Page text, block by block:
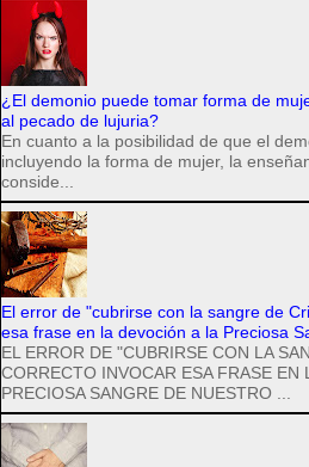
¿El demonio puede tomar forma de
al pecado de lujuria?
En cuanto a la posibilidad de que el
incluyendo la forma de mujer, la
conside...
El error de "cubrirse con la sangre de
esa frase en la devoción a la Preciosa
EL ERROR DE "CUBRIRSE CON LA
CORRECTO INVOCAR ESA FRASE EN
PRECIOSA SANGRE DE NUESTRO ...